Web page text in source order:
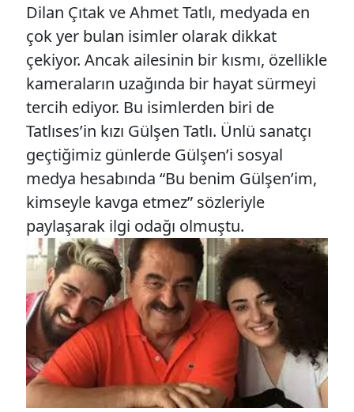
Dilan Çıtak ve Ahmet Tatlı, medyada en
çok yer bulan isimler olarak dikkat
çekiyor. Ancak ailesinin bir kısmı, özellikle
kameraların uzağında bir hayat sürmeyi
tercih ediyor. Bu isimlerden biri de
Tatlıses’in kızı Gülşen Tatlı. Ünlü sanatçı
geçtiğimiz günlerde Gülşen’i sosyal
medya hesabında “Bu benim Gülşen’im,
kimseyle kavga etmez” sözleriyle
paylaşarak ilgi odağı olmuştu.